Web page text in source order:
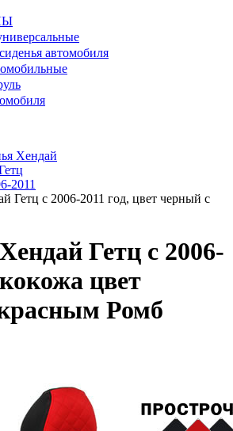
автомобиля
Хендай
2011
Гетц с 2006-2011 год, цвет черный с
Гетц с 2006-
цвет
Ромб